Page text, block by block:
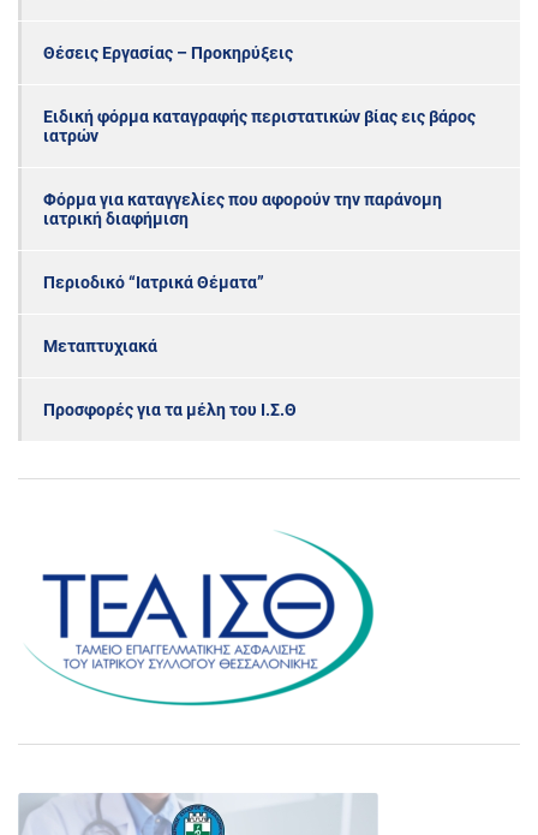
Θέσεις Εργασίας – Προκηρύξεις
Ειδική φόρμα καταγραφής περιστατικών βίας εις βάρος
ιατρών
Φόρμα για καταγγελίες που αφορούν την παράνομη
ιατρική διαφήμιση
Περιοδικό “Ιατρικά Θέματα”
Μεταπτυχιακά
Προσφορές για τα μέλη του Ι.Σ.Θ